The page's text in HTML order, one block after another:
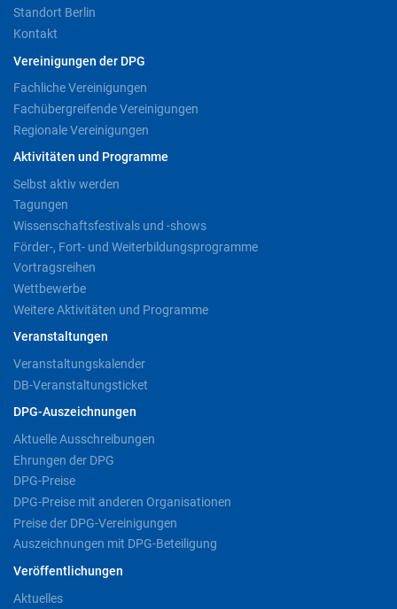
Standort Berlin
Kontakt
Vereinigungen der DPG
Fachliche Vereinigungen
Fachübergreifende Vereinigungen
Regionale Vereinigungen
Aktivitäten und Programme
Selbst aktiv werden
Tagungen
Wissenschaftsfestivals und -shows
Förder-, Fort- und Weiterbildungsprogramme
Vortragsreihen
Wettbewerbe
Weitere Aktivitäten und Programme
Veranstaltungen
Veranstaltungskalender
DB-Veranstaltungsticket
DPG-Auszeichnungen
Aktuelle Ausschreibungen
Ehrungen der DPG
DPG-Preise
DPG-Preise mit anderen Organisationen
Preise der DPG-Vereinigungen
Auszeichnungen mit DPG-Beteiligung
Veröffentlichungen
Aktuelles